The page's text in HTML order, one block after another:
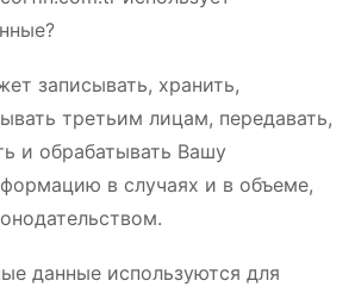
записывать, хранить,
третьим лицам, передавать,
и обрабатывать Вашу
в случаях и в объеме,
данные используются для